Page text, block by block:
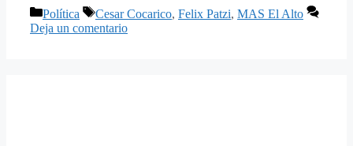
Categorías
Política Etiquetas
Cesar Cocarico, Felix Patzi, MAS El Alto
Deja un comentario